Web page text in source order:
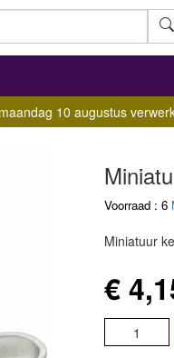
10 augustus
Voorraad : 6
Miniatuur
€